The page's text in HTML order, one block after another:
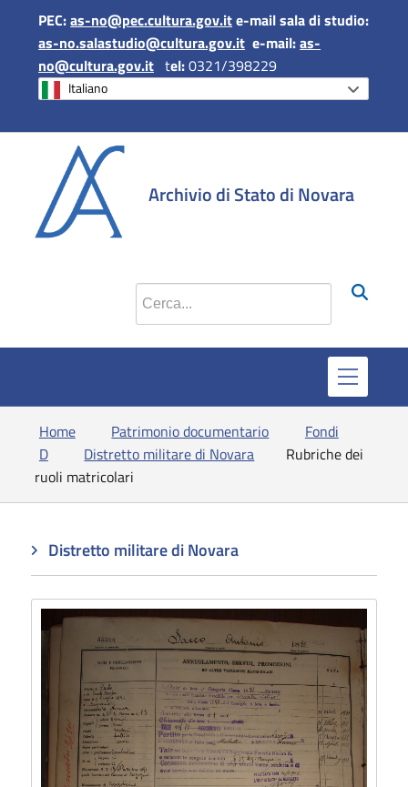
PEC:as-no@pec.cultura.gov.ite-mail sala di studio:
as-no.salastudio@cultura.gov.it e-mail:as-
no@cultura.gov.it tel:0321/398229
Italiano
Archivio di Stato di Novara
Cerca nel sito
Home Patrimonio documentario
Fondi
D
Distretto militare di Novara
Rubriche dei
ruoli matricolari
Distretto militare di Novara